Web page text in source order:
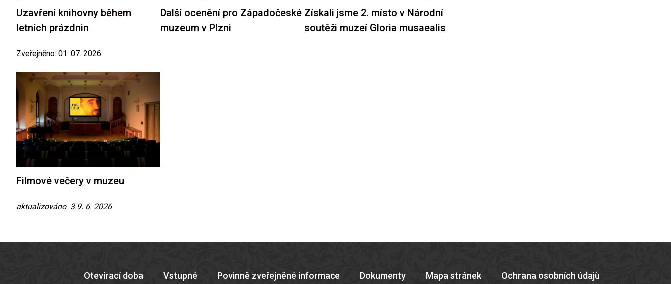
Uzavření knihovny během
letních prázdnin
Zveřejněno: 01. 07. 2026
Další ocenění pro Západočeské
muzeum v Plzni
Získali jsme 2. místo v Národní
soutěži muzeí Gloria musaealis
Filmové večery v muzeu
aktualizováno 3.9. 6. 2026
Otevírací doba Vstupné Povinně zveřejněné informace Dokumenty Mapa stránek Ochrana osobních údajů